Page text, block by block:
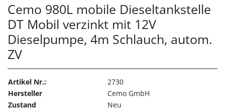
Cemo 980L mobile Dieseltankstelle
DT Mobil verzinkt mit 12V
Dieselpumpe, 4m Schlauch, autom.
ZV
Artikel Nr.:
2730
Hersteller
Cemo GmbH
Zustand
Neu